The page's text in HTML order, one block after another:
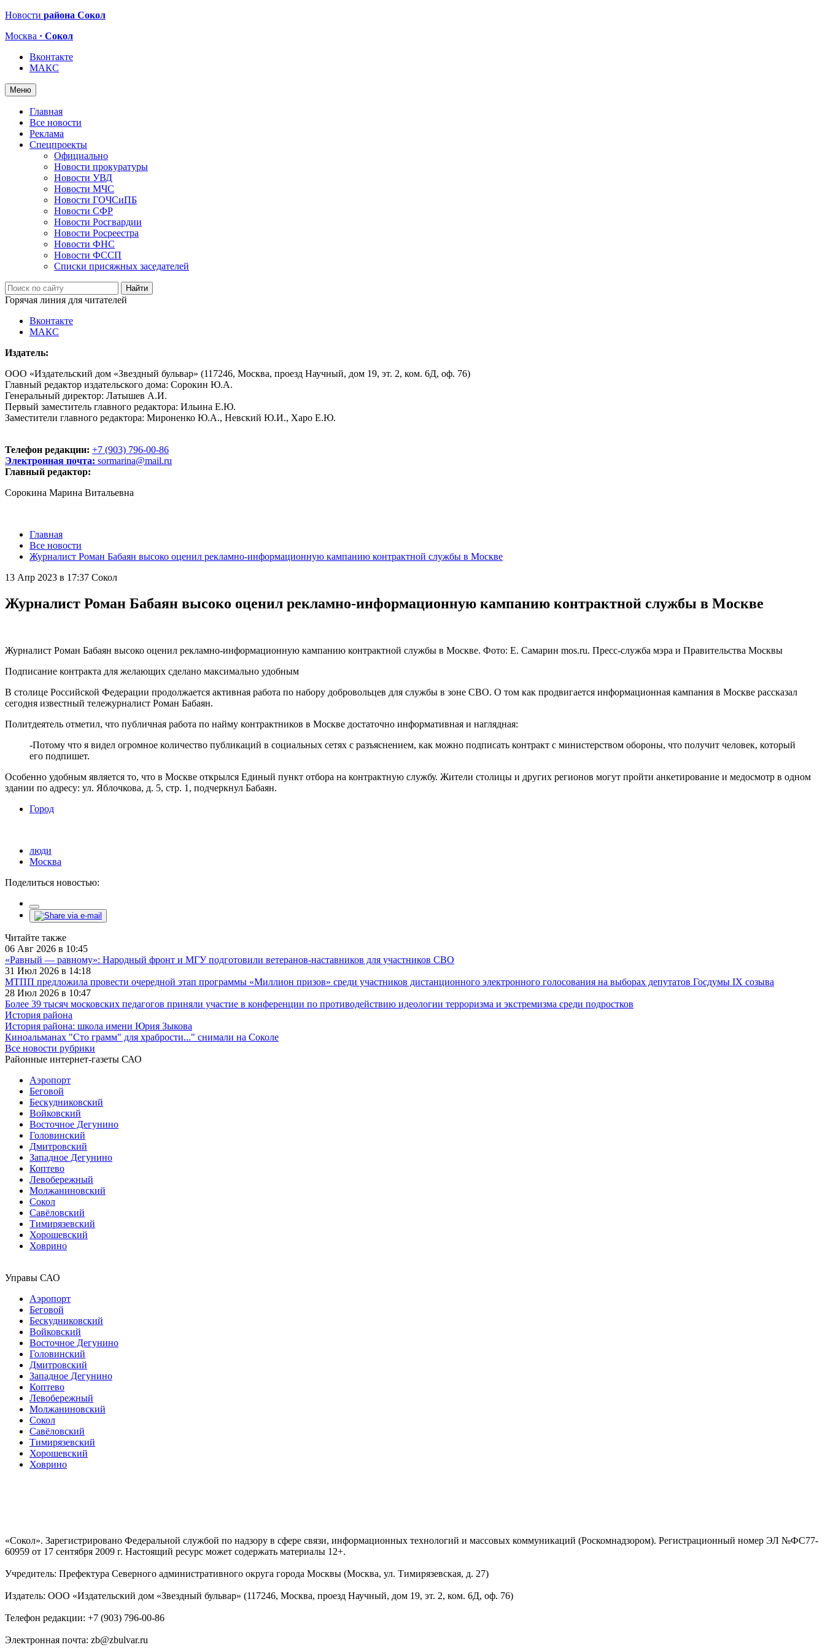
Новости района Сокол
Москва · Сокол
Вконтакте
МАКС
Меню
Главная
Все новости
Реклама
Спецпроекты
Официально
Новости прокуратуры
Новости УВД
Новости МЧС
Новости ГОЧСиПБ
Новости СФР
Новости Росгвардии
Новости Росреестра
Новости ФНС
Новости ФССП
Списки присяжных заседателей
Горячая линия для читателей
Вконтакте
МАКС
Издатель:
ООО «Издательский дом «Звездный бульвар» (117246, Москва, проезд Научный, дом 19, эт. 2, ком. 6Д, оф. 76)
Главный редактор издательского дома: Сорокин Ю.А.
Генеральный директор: Латышев А.И.
Первый заместитель главного редактора: Ильина Е.Ю.
Заместители главного редактора: Мироненко Ю.А., Невский Ю.И., Харо Е.Ю.
Телефон редакции: +7 (903) 796-00-86
Электронная почта: sormarina@mail.ru
Главный редактор:
Сорокина Марина Витальевна
Главная
Все новости
Журналист Роман Бабаян высоко оценил рекламно-информационную кампанию контрактной службы в Москве
13 Апр 2023 в 17:37 Сокол
Журналист Роман Бабаян высоко оценил рекламно-информационную кампанию контрактной службы в Москве
Журналист Роман Бабаян высоко оценил рекламно-информационную кампанию контрактной службы в Москве. Фото: Е. Самарин mos.ru. Пресс-служба мэра и Правительства Москвы
Подписание контракта для желающих сделано максимально удобным
В столице Российской Федерации продолжается активная работа по набору добровольцев для службы в зоне СВО. О том как продвигается информационная кампания в Москве рассказал
сегодня известный тележурналист Роман Бабаян.
Политдеятель отметил, что публичная работа по найму контрактников в Москве достаточно информативная и наглядная:
-Потому что я видел огромное количество публикаций в социальных сетях с разъяснением, как можно подписать контракт с министерством обороны, что получит человек, который
его подпишет.
Особенно удобным является то, что в Москве открылся Единый пункт отбора на контрактную службу. Жители столицы и других регионов могут пройти анкетирование и медосмотр в одном
здании по адресу: ул. Яблочкова, д. 5, стр. 1, подчеркнул Бабаян.
Город
люди
Москва
Поделиться новостью:
Читайте также
06 Авг 2026 в 10:45
«Равный — равному»: Народный фронт и МГУ подготовили ветеранов-наставников для участников СВО
31 Июл 2026 в 14:18
МТПП предложила провести очередной этап программы «Миллион призов» среди участников дистанционного электронного голосования на выборах депутатов Госдумы IX созыва
28 Июл 2026 в 10:47
Более 39 тысяч московских педагогов приняли участие в конференции по противодействию идеологии терроризма и экстремизма среди подростков
История района
История района: школа имени Юрия Зыкова
Киноальманах "Сто грамм" для храбрости..." снимали на Соколе
Все новости рубрики
Районные интернет-газеты САО
Аэропорт
Беговой
Бескудниковский
Войковский
Восточное Дегунино
Головинский
Дмитровский
Западное Дегунино
Коптево
Левобережный
Молжаниновский
Сокол
Савёловский
Тимирязевский
Хорошевский
Ховрино
Управы САО
Аэропорт
Беговой
Бескудниковский
Войковский
Восточное Дегунино
Головинский
Дмитровский
Западное Дегунино
Коптево
Левобережный
Молжаниновский
Сокол
Савёловский
Тимирязевский
Хорошевский
Ховрино
«Сокол». Зарегистрировано Федеральной службой по надзору в сфере связи, информационных технологий и массовых коммуникаций (Роскомнадзором). Регистрационный номер ЭЛ №ФС77-
60959 от 17 сентября 2009 г. Настоящий ресурс может содержать материалы 12+.
Учредитель: Префектура Северного административного округа города Москвы (Москва, ул. Тимирязевская, д. 27)
Издатель: ООО «Издательский дом «Звездный бульвар» (117246, Москва, проезд Научный, дом 19, эт. 2, ком. 6Д, оф. 76)
Телефон редакции: +7 (903) 796-00-86
Электронная почта: zb@zbulvar.ru